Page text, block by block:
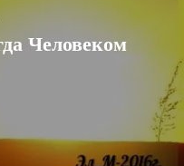
Человеком